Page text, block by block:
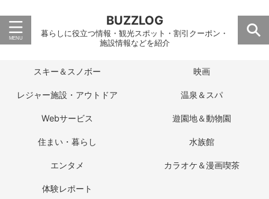
BUZZLOG
暮らしに役立つ情報・観光スポット・割引クーポン・
施設情報などを紹介
スキー＆スノボー 映画
レジャー施設・アウトドア 温泉＆スパ
Webサービス 遊園地＆動物園
住まい・暮らし 水族館
エンタメ カラオケ＆漫画喫茶
体験レポート